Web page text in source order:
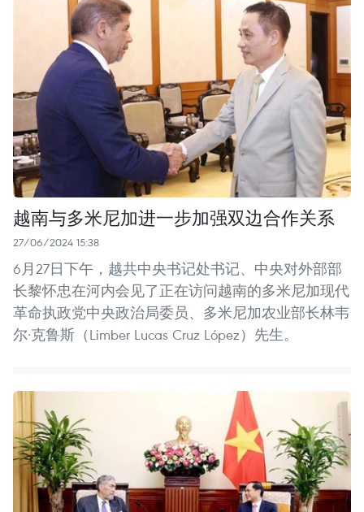
越南与多米尼加进一步加强双边合作关系
27/06/2024 15:38
6月27日下午，越共中央书记处书记、中央对外部部
长黎怀忠在河内会见了正在访问越南的多米尼加现代
革命执政党中央政治局委员、多米尼加农业部长林韦
尔·克鲁斯（Limber Lucas Cruz López）先生。